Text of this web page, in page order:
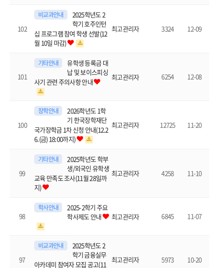
102
비교과안내
2025학년도 2
학기 호주인턴
십 프로그램 참여 학생 선발(12
월 10일 마감)
최고관리자 3324 12-09
101
기타안내
유학생 등록금 대
납 및 보이스피싱
사기 관련 주의사항 안내
최고관리자 6254 12-08
100
장학안내
2026학년도 1학
기 한국장학재단
국가장학금 1차 신청 안내(12.2
6.(금) 18:00까지)
최고관리자 12725 11-20
99
기타안내
2025학년도 학부
생/외국인 유학생
교육 만족도 조사(11월 28일까
지)
최고관리자 4258 11-10
98
학사안내
2025-2학기 주요
학사제도 안내
최고관리자 6845 11-07
97
비교과안내
2025학년도 2
학기 금융실무
아카데미 참여자 모집 공고(11
최고관리자 5973 10-20